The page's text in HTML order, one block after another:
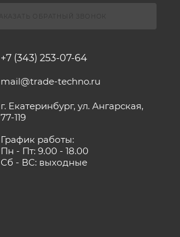
+7 (343) 253-07-64
mail@trade-techno.ru
г. Екатеринбург, ул. Ангарская,
77-119
График работы:
Пн - Пт: 9.00 - 18.00
Сб - ВС: выходные